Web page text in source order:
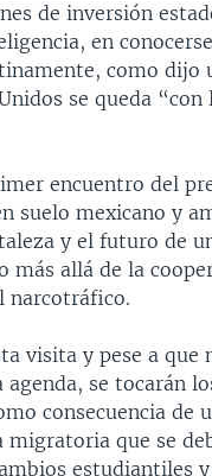
de inversión
en
como dijo
se queda “con
encuentro del
suelo mexicano y
y el futuro de
más allá de la
narcotráfico.
visita y pese a que
se tocarán
consecuencia de
migratoria que se
estudiantiles